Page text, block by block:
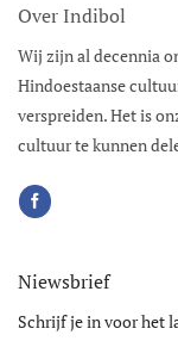
Over Indibol
Wij zijn al decennia
Hindoestaanse
verspreiden. Het is
cultuur te kunnen
Niewsbrief
Schrijf je in voor het